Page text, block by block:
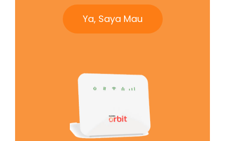
Ya, Saya Mau